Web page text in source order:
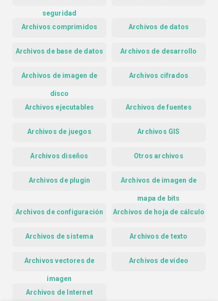
seguridad
Archivos comprimidos Archivos de datos
Archivos de base de datos Archivos de desarrollo
Archivos de imagen de
disco
Archivos cifrados
Archivos ejecutables Archivos de fuentes
Archivos de juegos Archivos GIS
Archivos diseños Otros archivos
Archivos de plugin Archivos de imagen de
mapa de bits
Archivos de configuración
Archivos de hoja de cálculo
Archivos de sistema Archivos de texto
Archivos vectores de
imagen
Archivos de vídeo
Archivos de Internet